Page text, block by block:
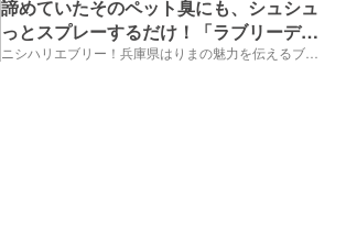
諦めていたそのペット臭にも、シュシュ
っとスプレーするだけ！「ラブリーデ
オ」
ニシハリエブリー！兵庫県はりまの魅力を伝えるブログ【西播磨】